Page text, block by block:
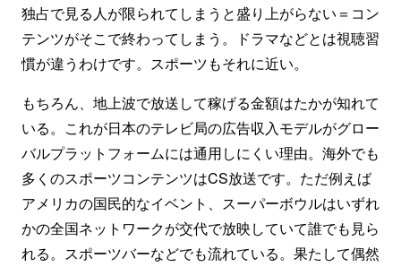
独占で見る人が限られてしまうと盛り上がらない＝コン
テンツがそこで終わってしまう。ドラマなどとは視聴習
慣が違うわけです。スポーツもそれに近い。
もちろん、地上波で放送して稼げる金額はたかが知れて
いる。これが日本のテレビ局の広告収入モデルがグロー
バルプラットフォームには通用しにくい理由。海外でも
多くのスポーツコンテンツはCS放送です。ただ例えば
アメリカの国民的なイベント、スーパーボウルはいずれ
かの全国ネットワークが交代で放映していて誰でも見ら
れる。スポーツバーなどでも流れている。果たして偶然